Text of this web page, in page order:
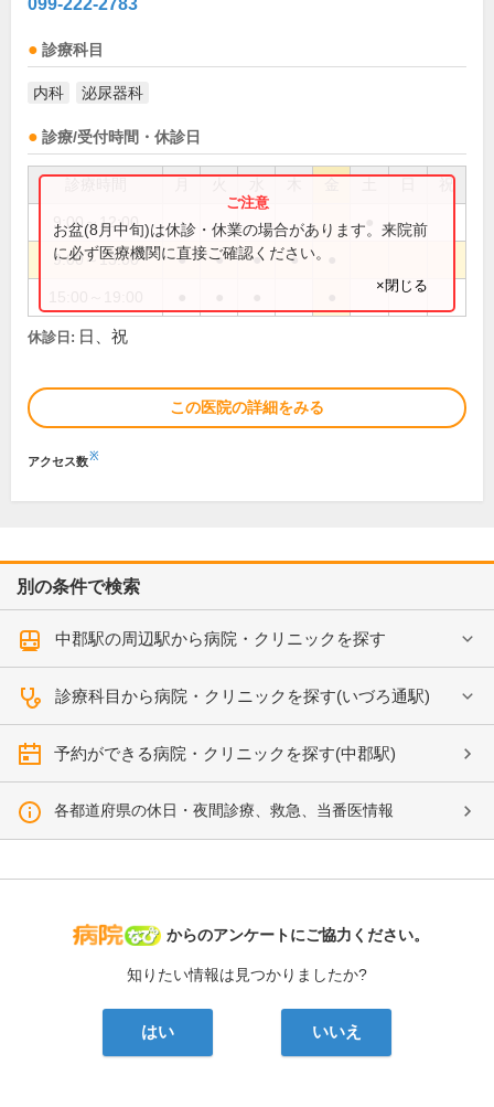
099-222-2783
診療科目
内科 泌尿器科
診療/受付時間・休診日
祝
9:00～12:00
9:00～13:00 ● ● ● ●
お盆(8月中旬)は休診・休業の場合があります。来院前
に必ず医療機関に直接ご確認ください。
×閉じる
休診日: 日、祝
この医院の詳細をみる
アクセス数※
別の条件で検索
中郡駅の周辺駅から病院・クリニックを探す
診療科目から病院・クリニックを探す(いづろ通駅)
予約ができる病院・クリニックを探す(中郡駅)
各都道府県の休日・夜間診療、救急、当番医情報
病院なび
からのアンケートにご協力ください。
知りたい情報は見つかりましたか?
はい いいえ